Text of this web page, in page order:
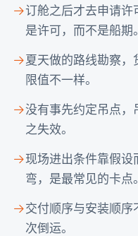
订舱之后才去申请许
是许可，而不是船期。
夏天做的路线勘察
限值不一样。
没有事先约定吊点，
之失效。
现场进出条件靠假设
弯，是最常见的卡点。
交付顺序与安装顺
次倒运。